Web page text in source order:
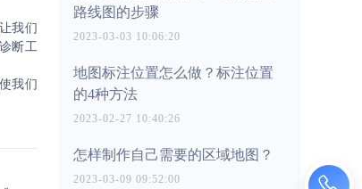
我们
断工
我们
路线图的步骤
2023-03-03 10:06:20
地图标注位置怎么做？标注位置
的4种方法
2023-02-27 10:40:26
怎样制作自己需要的区域地图？
2023-03-09 09:52:00